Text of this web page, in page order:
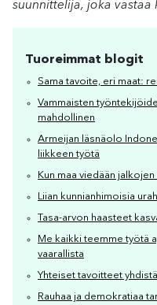
suunnittelija, joka vastaa
Tuoreimmat blogit
Sama tavoite, eri maat:
Vammaisten
mahdollinen
Armeijan läsnäolo
liikkeen työtä
Kun maa viedään jalkojen
Liian kunnianhimoisia
Tasa-arvon haasteet
Me kaikki teemme työtä
vaarallista
Yhteiset tavoitteet
Rauhaa ja demokratiaa